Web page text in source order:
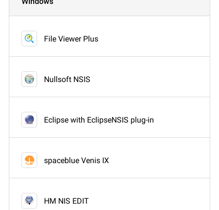
File Viewer Plus
Nullsoft NSIS
Eclipse with EclipseNSIS plug-in
spaceblue Venis IX
HM NIS EDIT